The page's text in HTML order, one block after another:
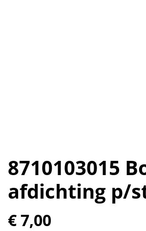
8710103015
afdichting p/
€ 7,00